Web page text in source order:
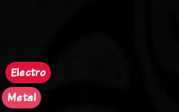
Electro
Metal